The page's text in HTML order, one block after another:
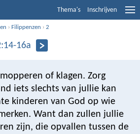
Thema's Inschrijven
›Filippenzen ›2
16a
of klagen. Zorg
iets slechts van jullie kan
kinderen van God op wie
Want dan zullen jullie
zijn, die opvallen tussen de